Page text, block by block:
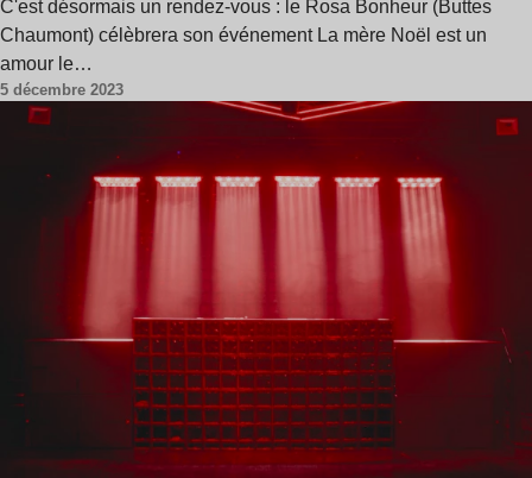
C'est désormais un rendez-vous : le Rosa Bonheur (Buttes
Chaumont) célèbrera son événement La mère Noël est un
amour le…
5 décembre 2023